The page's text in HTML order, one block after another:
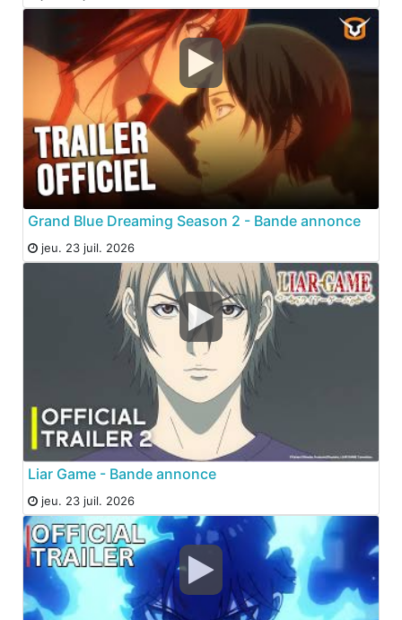
Grand Blue Dreaming Season 2 - Bande annonce
jeu. 23 juil. 2026
Liar Game - Bande annonce
jeu. 23 juil. 2026